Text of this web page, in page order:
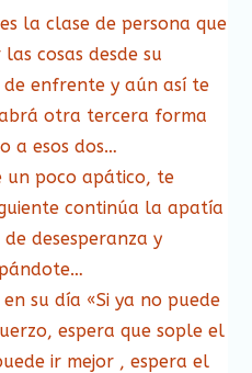
la clase de persona que
cosas desde su
enfrente y aún así te
otra tercera forma
a esos dos…
un poco apático, te
continúa la apatía
desesperanza y
su día «Si ya no puede
espera que sople el
ir mejor , espera el